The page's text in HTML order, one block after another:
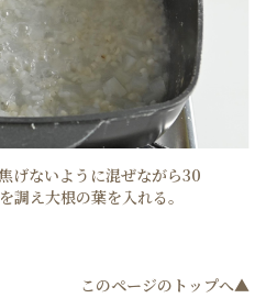
げないように混ぜながら30
調え大根の葉を入れる。
このページのトップへ▲